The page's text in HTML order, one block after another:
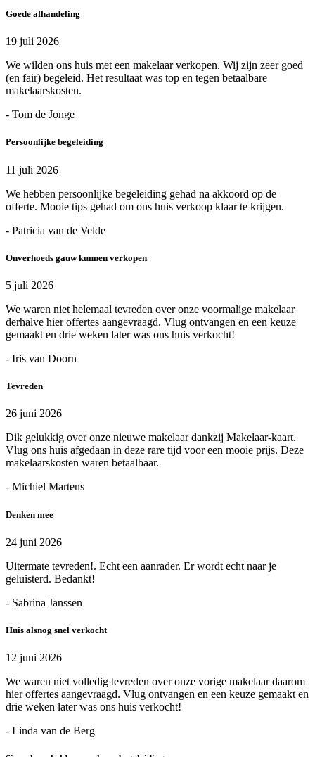
Goede afhandeling
19 juli 2026
We wilden ons huis met een makelaar verkopen. Wij zijn zeer goed
(en fair) begeleid. Het resultaat was top en tegen betaalbare
makelaarskosten.
- Tom de Jonge
Persoonlijke begeleiding
11 juli 2026
We hebben persoonlijke begeleiding gehad na akkoord op de
offerte. Mooie tips gehad om ons huis verkoop klaar te krijgen.
- Patricia van de Velde
Onverhoeds gauw kunnen verkopen
5 juli 2026
We waren niet helemaal tevreden over onze voormalige makelaar
derhalve hier offertes aangevraagd. Vlug ontvangen en een keuze
gemaakt en drie weken later was ons huis verkocht!
- Iris van Doorn
Tevreden
26 juni 2026
Dik gelukkig over onze nieuwe makelaar dankzij Makelaar-kaart.
Vlug ons huis afgedaan in deze rare tijd voor een mooie prijs. Deze
makelaarskosten waren betaalbaar.
- Michiel Martens
Denken mee
24 juni 2026
Uitermate tevreden!. Echt een aanrader. Er wordt echt naar je
geluisterd. Bedankt!
- Sabrina Janssen
Huis alsnog snel verkocht
12 juni 2026
We waren niet volledig tevreden over onze vorige makelaar daarom
hier offertes aangevraagd. Vlug ontvangen en een keuze gemaakt en
drie weken later was ons huis verkocht!
- Linda van de Berg